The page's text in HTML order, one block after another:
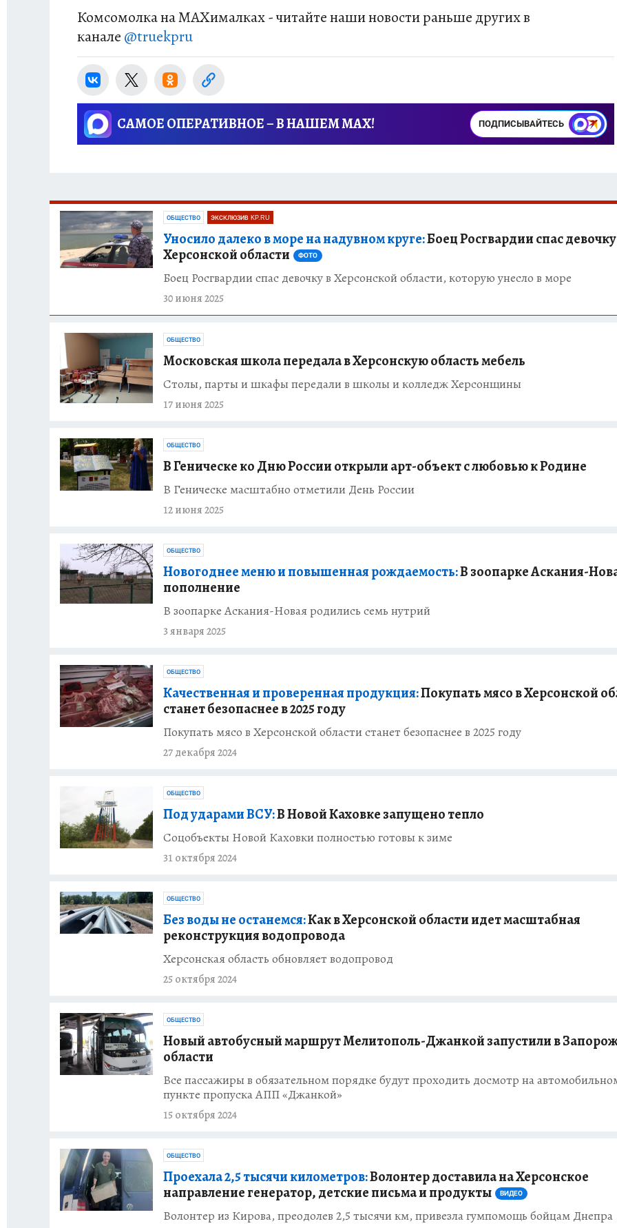
Комсомолка на MAXималках - читайте наши новости раньше других в
канале @truekpru
САМОЕ ОПЕРАТИВНОЕ – В НАШЕМ MAX! ПОДПИСЫВАЙТЕСЬ
ОБЩЕСТВО ЭКСКЛЮЗИВ KP.RU
Уносило далеко в море на надувном круге:Боец Росгвардии спас
Херсонской области
ФОТО
Боец Росгвардии спас девочку в Херсонской области, которую унесло в море
30 июня 2025
ОБЩЕСТВО
Московская школа передала в Херсонскую область мебель
Столы, парты и шкафы передали в школы и колледж Херсонщины
17 июня 2025
ОБЩЕСТВО
В Геническе ко Дню России открыли арт-объект с любовью к Родине
В Геническе масштабно отметили День России
12 июня 2025
ОБЩЕСТВО
Новогоднее меню и повышенная рождаемость:В зоопарке Аскания-
пополнение
В зоопарке Аскания-Новая родились семь нутрий
3 января 2025
ОБЩЕСТВО
Качественная и проверенная продукция:Покупать мясо в Херсонской
станет безопаснее в 2025 году
Покупать мясо в Херсонской области станет безопаснее в 2025 году
27 декабря 2024
ОБЩЕСТВО
Под ударами ВСУ:В Новой Каховке запущено тепло
Соцобъекты Новой Каховки полностью готовы к зиме
31 октября 2024
ОБЩЕСТВО
Без воды не останемся:Как в Херсонской области идет масштабная
реконструкция водопровода
Херсонская область обновляет водопровод
25 октября 2024
ОБЩЕСТВО
Новый автобусный маршрут Мелитополь-Джанкой запустили в
области
Все пассажиры в обязательном порядке будут проходить досмотр на
пункте пропуска АПП «Джанкой»
15 октября 2024
ОБЩЕСТВО
Проехала 2,5 тысячи километров:Волонтер доставила на Херсонское
направление генератор, детские письма и продукты
ВИДЕО
Волонтер из Кирова, преодолев 2,5 тысячи км, привезла гумпомощь бойцам Днепра